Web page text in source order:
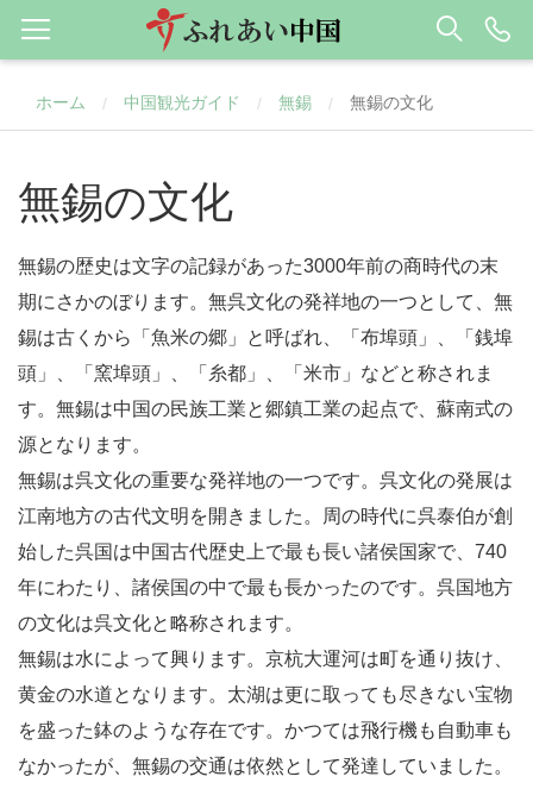
ホーム / 中国観光ガイド / 無錫 / 無錫の文化
無錫の文化
無錫の歴史は文字の記録があった3000年前の商時代の末
期にさかのぼります。無呉文化の発祥地の一つとして、無
錫は古くから「魚米の郷」と呼ばれ、「布埠頭」、「銭埠
頭」、「窯埠頭」、「糸都」、「米市」などと称されま
す。無錫は中国の民族工業と郷鎮工業の起点で、蘇南式の
源となります。
無錫は呉文化の重要な発祥地の一つです。呉文化の発展は
江南地方の古代文明を開きました。周の時代に呉泰伯が創
始した呉国は中国古代歴史上で最も長い諸侯国家で、740
年にわたり、諸侯国の中で最も長かったのです。呉国地方
の文化は呉文化と略称されます。
無錫は水によって興ります。京杭大運河は町を通り抜け、
黄金の水道となります。太湖は更に取っても尽きない宝物
を盛った鉢のような存在です。かつては飛行機も自動車も
なかったが、無錫の交通は依然として発達していました。